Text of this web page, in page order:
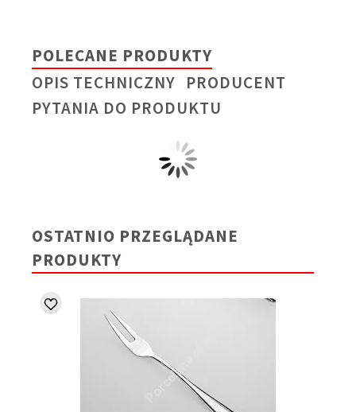
POLECANE PRODUKTY
OPIS TECHNICZNY PRODUCENT
PYTANIA DO PRODUKTU
OSTATNIO PRZEGLĄDANE
PRODUKTY